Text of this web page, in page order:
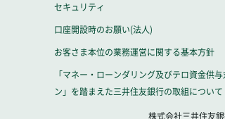
セキュリティ
口座開設時のお願い(法人)
お客さま本位の業務運営に関する基本方針
「マネー・ローンダリング及びテロ資金供
ン」を踏まえた三井住友銀行の取組について
株式会社三井住友